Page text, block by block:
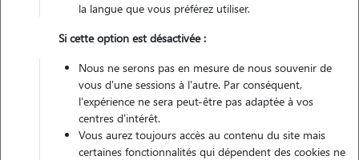
Nos cat sitters à Niherne
la langue que vous préférez utiliser.
Si cette option est désactivée :
Nous ne serons pas en mesure de nous souvenir de
vous d'une sessions à l'autre. Par conséquent,
l'expérience ne sera peut-être pas adaptée à vos
centres d'intérêt.
Vous aurez toujours accès au contenu du site mais
certaines fonctionnalités qui dépendent des cookies ne